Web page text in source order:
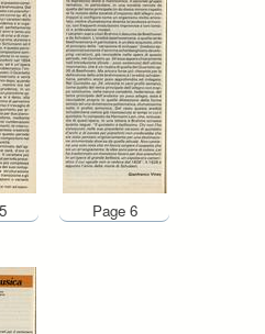
Page 6